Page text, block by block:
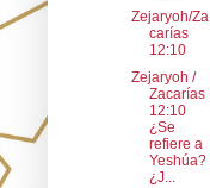
Zejaryoh/Za
carías
12:10
Zejaryoh /
Zacarías
12:10
¿Se
refiere a
Yeshúa?
¿J...